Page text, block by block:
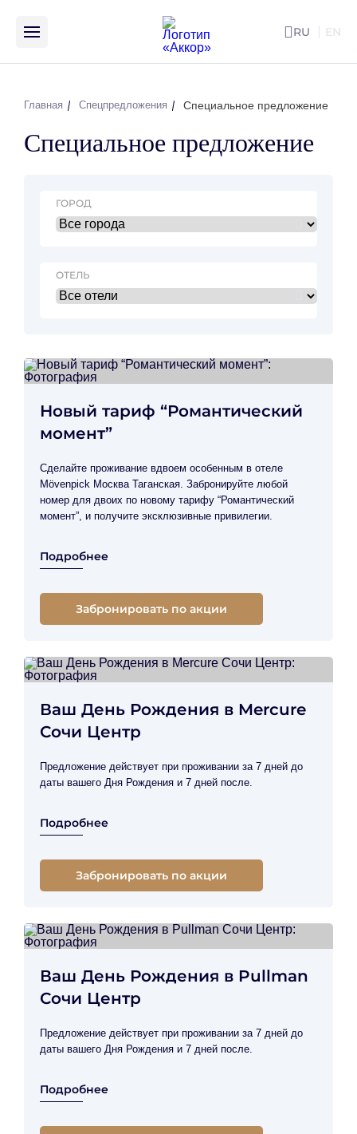
RU EN
Главная Спецпредложения Специальное предложение
Специальное предложение
ГОРОД
ОТЕЛЬ
Новый тариф “Романтический
момент”
Сделайте проживание вдвоем особенным в отеле
Mövenpick Москва Таганская. Забронируйте любой
номер для двоих по новому тарифу “Романтический
момент”, и получите эксклюзивные привилегии.
Подробнее
Забронировать по акции
Ваш День Рождения в Mercure
Сочи Центр
Предложение действует при проживании за 7 дней до
даты вашего Дня Рождения и 7 дней после.
Подробнее
Забронировать по акции
Ваш День Рождения в Pullman
Сочи Центр
Предложение действует при проживании за 7 дней до
даты вашего Дня Рождения и 7 дней после.
Подробнее